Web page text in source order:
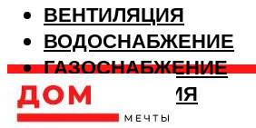
ВЕНТИЛЯЦИЯ
ВОДОСНАБЖЕНИЕ
ГАЗОСНАБЖЕНИЕ
КАНАЛИЗАЦИЯ
ОТОПЛЕНИЕ